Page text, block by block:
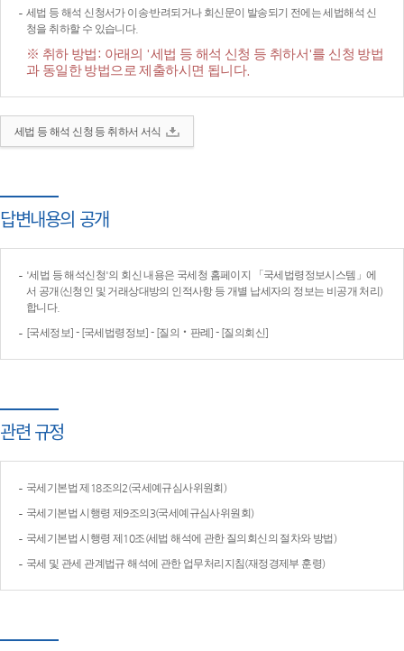
세법 등 해석 신청서가 이송·반려되거나 회신문이 발송되기 전에는 세법해석 신
청을 취하할 수 있습니다.
※ 취하 방법: 아래의 '세법 등 해석 신청 등 취하서'를 신청 방법
과 동일한 방법으로 제출하시면 됩니다.
세법 등 해석 신청 등 취하서 서식
답변내용의 공개
'세법 등 해석신청'의 회신 내용은 국세청 홈페이지 「국세법령정보시스템」에
서 공개(신청인 및 거래상대방의 인적사항 등 개별 납세자의 정보는 비공개 처리)
합니다.
[국세정보] - [국세법령정보] - [질의‧판례] - [질의회신]
관련 규정
국세기본법 제18조의2(국세예규심사위원회)
국세기본법 시행령 제9조의3(국세예규심사위원회)
국세기본법 시행령 제10조(세법 해석에 관한 질의회신의 절차와 방법)
국세 및 관세 관계법규 해석에 관한 업무처리지침(재정경제부 훈령)